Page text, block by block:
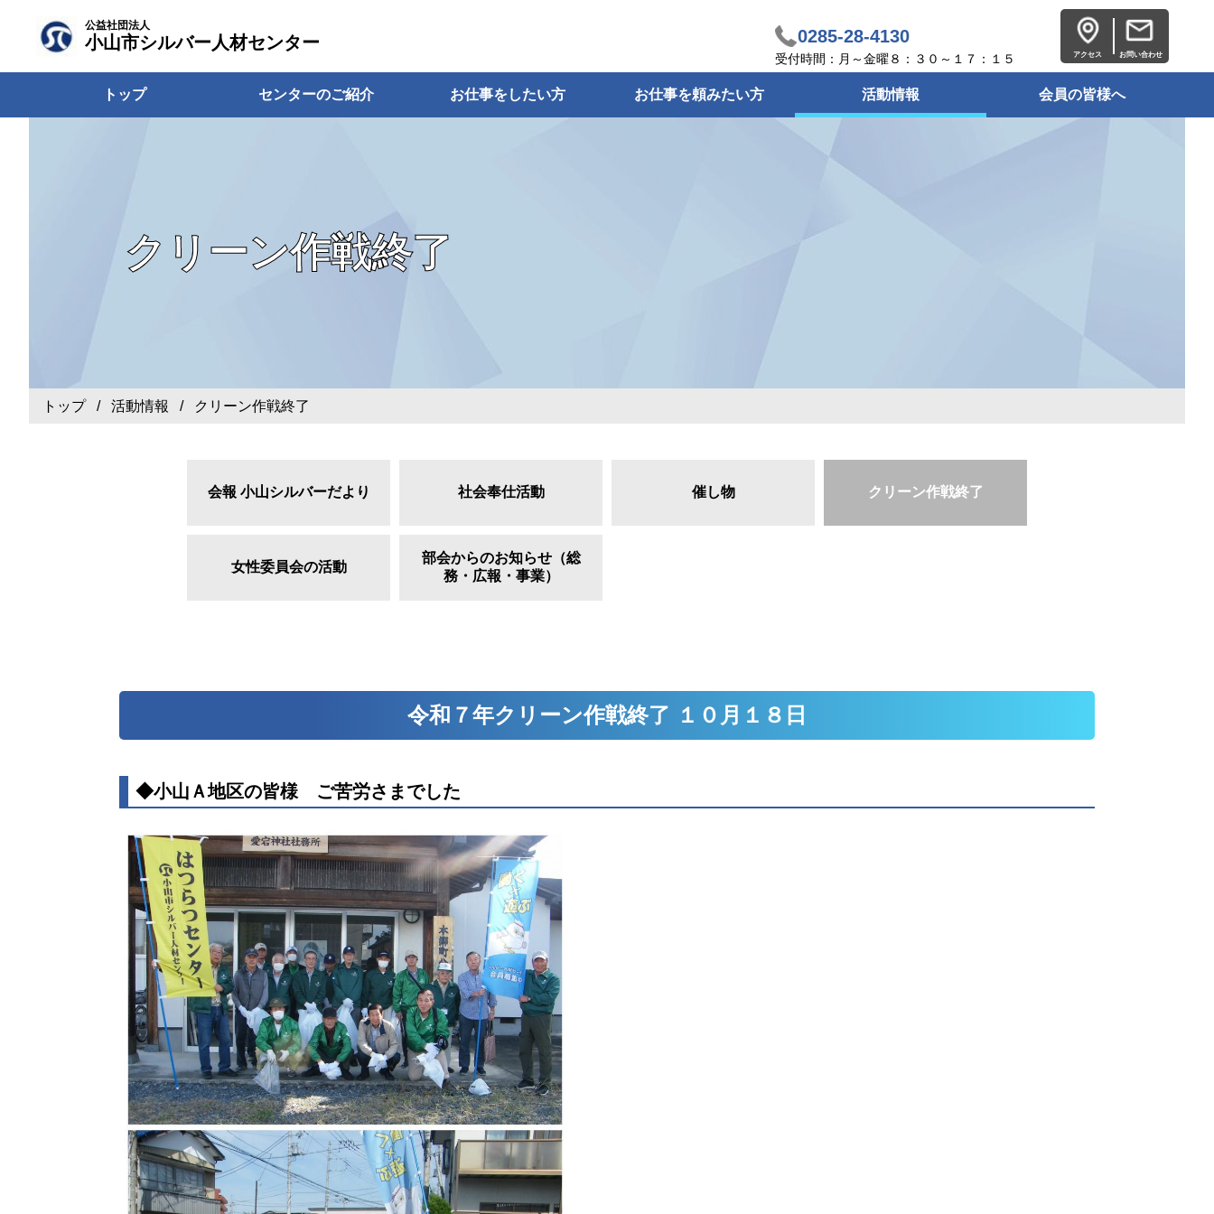
公益社団法人
小山市シルバー人材センター 0285-28-4130
受付時間：月～金曜８：３０～１７：１５ アクセス お問い合わせ
トップ センターのご紹介 お仕事をしたい方 お仕事を頼みたい方 活動情報 会員の皆様へ
クリーン作戦終了
トップ/ 活動情報 / クリーン作戦終了
会報 小山シルバーだより 社会奉仕活動 催し物 クリーン作戦終了
女性委員会の活動
部会からのお知らせ（総
務・広報・事業）
令和７年クリーン作戦終了 １０月１８日
◆小山Ａ地区の皆様 ご苦労さまでした